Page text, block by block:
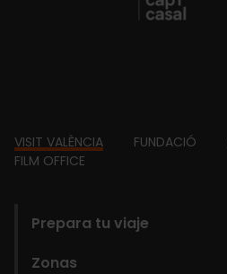
Footer
VISIT VALÈNCIA FUNDACIÓ
FILM OFFICE
Prepara tu viaje
Zonas